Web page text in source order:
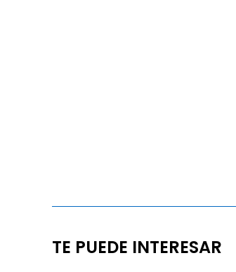
TE PUEDE INTERESAR